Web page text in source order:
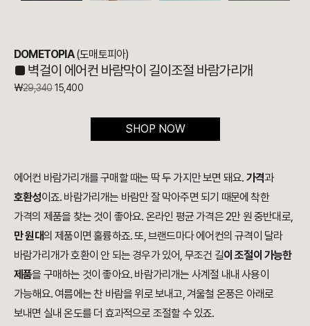
DOMETOPIA(도매토피아)
■ 벽걸이 에어컨 바람막이 길이조절 바람가리개
₩29,34015,400
SHOP NOW
에어컨 바람가리개를 구매할 때는 딱 두 가지만 보면 돼요. 가격과
호환성이죠. 바람가리개는 바람만 잘 막아주면 되기 때문에 착한
가격의 제품을 찾는 것이 좋아요. 온라인 평균 가격은 2만 원 중반대로,
만 원대의 제품이면 훌륭하죠. 또, 브랜드마다 에어컨의 규격이 달라
바람가리개가 호환이 안 되는 경우가 있어, 무조건 길이 조절이 가능한
제품을 구매하는 것이 좋아요. 바람가리개는 사계절 내내 사용이
가능해요. 여름에는 찬 바람을 위로 보내고, 겨울철 온풍은 아래로
보내면 실내 온도를 더 효과적으로 조절할 수 있죠.